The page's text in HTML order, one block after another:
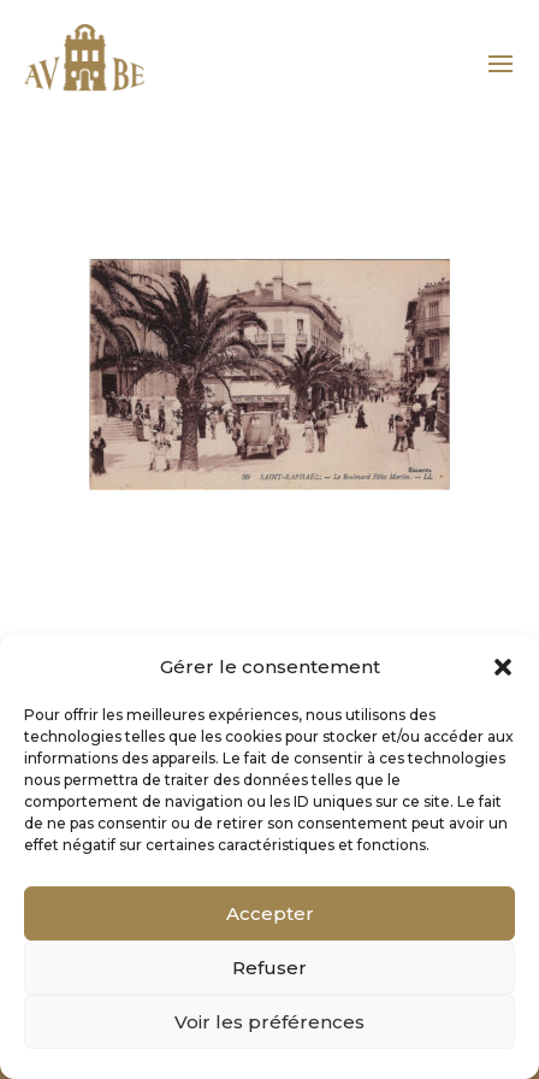
Gérer le consentement
Pour offrir les meilleures expériences, nous utilisons des
technologies telles que les cookies pour stocker et/ou accéder aux
informations des appareils. Le fait de consentir à ces technologies
nous permettra de traiter des données telles que le
comportement de navigation ou les ID uniques sur ce site. Le fait
de ne pas consentir ou de retirer son consentement peut avoir un
effet négatif sur certaines caractéristiques et fonctions.
Accepter
Refuser
Voir les préférences
Mentions Légales